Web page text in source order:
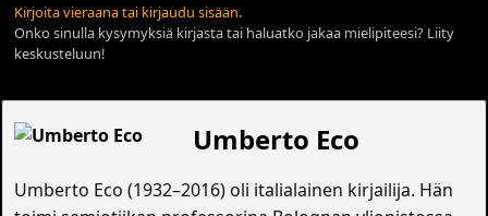
Kirjoita vieraana tai kirjaudu sisään.
Onko sinulla kysymyksiä kirjasta tai haluatko jakaa mielipiteesi? Liity
keskusteluun!
Umberto Eco
Umberto Eco (1932–2016) oli italialainen kirjailija. Hän